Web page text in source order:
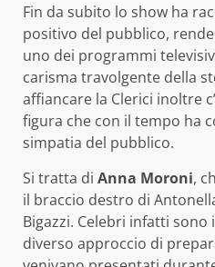
Fin da subito lo show ha
positivo del pubblico,
uno dei programmi
carisma travolgente della
affiancare la Clerici inoltre
figura che con il tempo ha
simpatia del pubblico.
Si tratta di Anna Moroni,
il braccio destro di
Bigazzi. Celebri infatti
diverso approccio di